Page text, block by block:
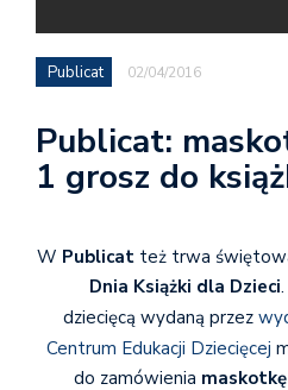
Publicat 02/04/2016
Publicat:
1 grosz do
W Publicat też trwa
Dnia Książki dla Dzieci
dziecięcą wydaną przez
Centrum Edukacji Dziecięcej
do zamówienia